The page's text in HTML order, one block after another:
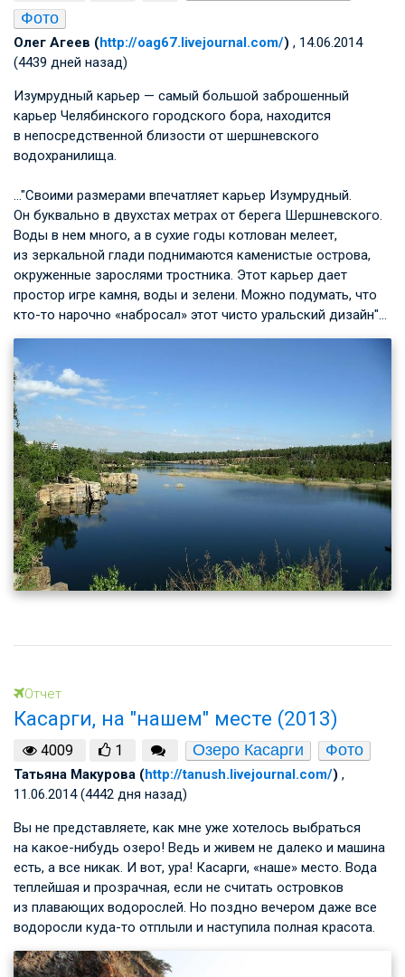
Фото
Олег Агеев (http://oag67.livejournal.com/) , 14.06.2014
(4439 дней назад)
Изумрудный карьер — самый большой заброшенный
карьер Челябинского городского бора, находится
в непосредственной близости от шершневского
водохранилища.
…"Своими размерами впечатляет карьер Изумрудный.
Он буквально в двухстах метрах от берега Шершневского.
Воды в нем много, а в сухие годы котлован мелеет,
из зеркальной глади поднимаются каменистые острова,
окруженные зарослями тростника. Этот карьер дает
простор игре камня, воды и зелени. Можно подумать, что
кто-то нарочно «набросал» этот чисто уральский дизайн"…
Отчет
Касарги, на "нашем" месте (2013)
4009 1 Озеро Касарги Фото
Татьяна Макурова (http://tanush.livejournal.com/) ,
11.06.2014 (4442 дня назад)
Вы не представляете, как мне уже хотелось выбраться
на какое-нибудь озеро! Ведь и живем не далеко и машина
есть, а все никак. И вот, ура! Касарги, «наше» место. Вода
теплейшая и прозрачная, если не считать островков
из плавающих водорослей. Но поздно вечером даже все
водоросли куда-то отплыли и наступила полная красота.